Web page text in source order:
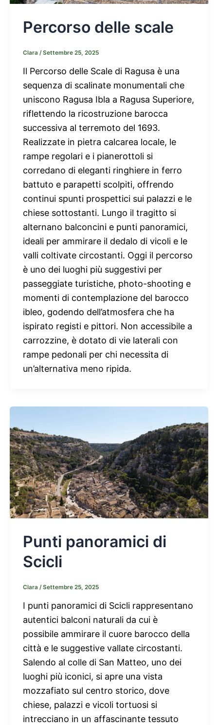
Percorso delle scale
Clara /Settembre 25, 2025
Il Percorso delle Scale di Ragusa è una
sequenza di scalinate monumentali che
uniscono Ragusa Ibla a Ragusa Superiore,
riflettendo la ricostruzione barocca
successiva al terremoto del 1693.
Realizzate in pietra calcarea locale, le
rampe regolari e i pianerottoli si
corredano di eleganti ringhiere in ferro
battuto e parapetti scolpiti, offrendo
continui spunti prospettici sui palazzi e le
chiese sottostanti. Lungo il tragitto si
alternano balconcini e punti panoramici,
ideali per ammirare il dedalo di vicoli e le
valli coltivate circostanti. Oggi il percorso
è uno dei luoghi più suggestivi per
passeggiate turistiche, photo-shooting e
momenti di contemplazione del barocco
ibleo, godendo dell’atmosfera che ha
ispirato registi e pittori. Non accessibile a
carrozzine, è dotato di vie laterali con
rampe pedonali per chi necessita di
un’alternativa meno ripida.
Punti panoramici di
Scicli
Clara /Settembre 25, 2025
I punti panoramici di Scicli rappresentano
autentici balconi naturali da cui è
possibile ammirare il cuore barocco della
città e le suggestive vallate circostanti.
Salendo al colle di San Matteo, uno dei
luoghi più iconici, si apre una vista
mozzafiato sul centro storico, dove
chiese, palazzi e vicoli tortuosi si
intrecciano in un affascinante tessuto